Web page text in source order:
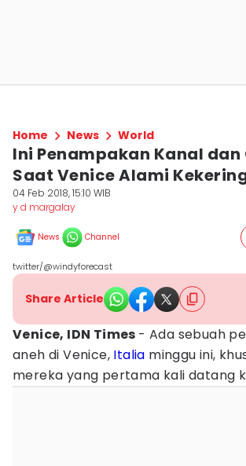
Home News World
Ini Penampakan Kanal dan
Saat Venice Alami
04 Feb 2018, 15:10 WIB
y d margalay
News Channel
twitter/@windyforecast
Share Article
Venice, IDN Times - Ada sebuah
aneh di Venice, Italia minggu ini,
mereka yang pertama kali datang